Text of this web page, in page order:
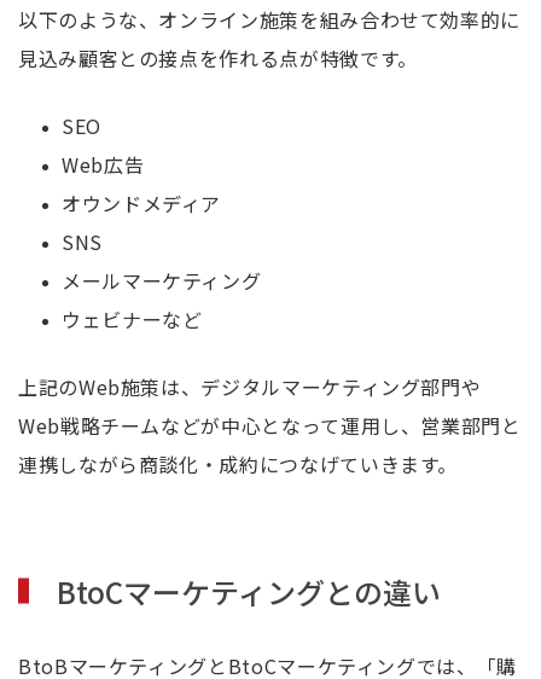
以下のような、オンライン施策を組み合わせて効率的に
見込み顧客との接点を作れる点が特徴です。
SEO
Web広告
オウンドメディア
SNS
メールマーケティング
ウェビナーなど
上記のWeb施策は、デジタルマーケティング部門や
Web戦略チームなどが中心となって運用し、営業部門と
連携しながら商談化・成約につなげていきます。
BtoCマーケティングとの違い
BtoBマーケティングとBtoCマーケティングでは、「購